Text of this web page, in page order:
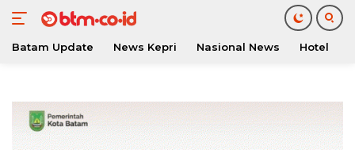
konten
Batam Update News Kepri Nasional News Hotel